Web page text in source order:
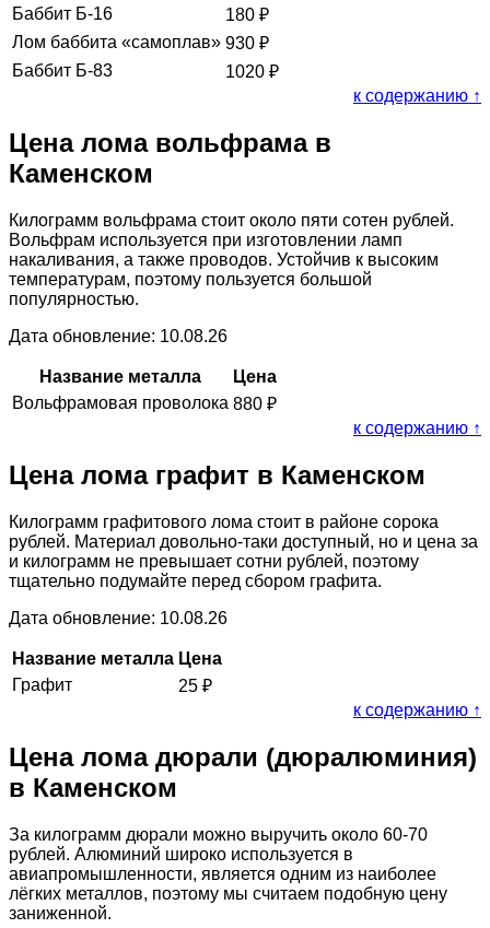
Баббит Б-16
180 ₽
Лом баббита «самоплав» 930 ₽
Баббит Б-83
1020 ₽
к содержанию ↑
Цена лома вольфрама в
Каменском
Килограмм вольфрама стоит около пяти сотен рублей.
Вольфрам используется при изготовлении ламп
накаливания, а также проводов. Устойчив к высоким
температурам, поэтому пользуется большой
популярностью.
Дата обновление: 10.08.26
Название металла
Цена
Вольфрамовая проволока 880 ₽
к содержанию ↑
Цена лома графит в Каменском
Килограмм графитового лома стоит в районе сорока
рублей. Материал довольно-таки доступный, но и цена за
и килограмм не превышает сотни рублей, поэтому
тщательно подумайте перед сбором графита.
Дата обновление: 10.08.26
Название металла Цена
Графит
25 ₽
к содержанию ↑
Цена лома дюрали (дюралюминия)
в Каменском
За килограмм дюрали можно выручить около 60-70
рублей. Алюминий широко используется в
авиапромышленности, является одним из наиболее
лёгких металлов, поэтому мы считаем подобную цену
заниженной.